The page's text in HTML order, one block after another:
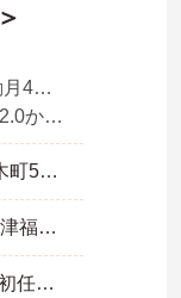
月収 18.9万円～夜勤月4回想定
年収 258万円～賞与2.0か月想定
福岡県 久留米市 荒木町552‐3
西鉄天神大牟田線「津福駅」徒歩15分
■資格： ・介護職員初任者研修（ホームヘルパー2級）【必須】 ・介護職員実務者研修（ホームヘルパー1級）【必須（いずれか）】 ・介護福祉士【必須（いずれか）】 ■経験： ・介護業務の実務経験【必須】 ・PC入力スキル（入力程度）【必須】